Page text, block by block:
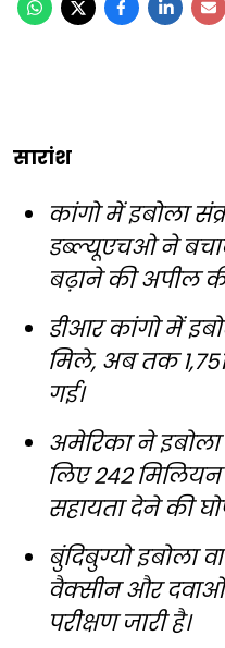
सारांश
कांगो में इबोला
डब्ल्यूएचओ ने
बढ़ाने की अपील
डीआर कांगो में
मिले, अब तक
गई।
अमेरिका ने
लिए 242 मिलियन
सहायता देने की
बुंदिबुग्यो इबोला
वैक्सीन और दवाओं
परीक्षण जारी है।